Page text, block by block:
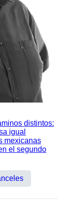
distintos:
igual
mexicanas
el segundo